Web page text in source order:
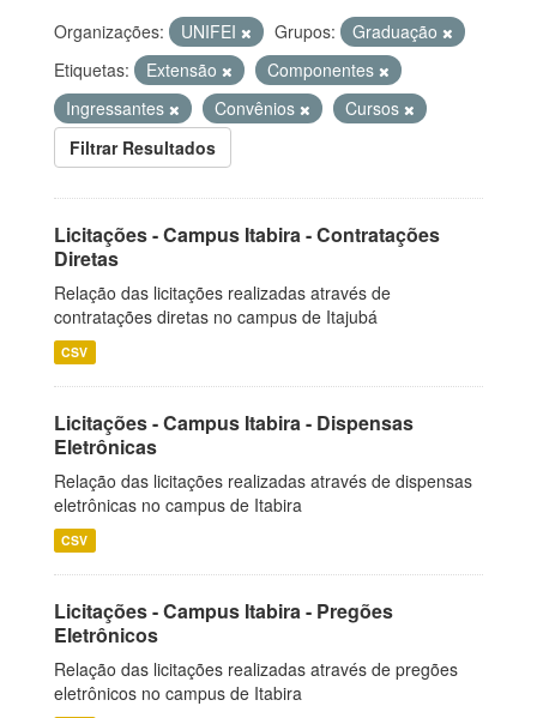
Organizações: UNIFEI Grupos:
Graduação
Etiquetas:
Extensão
Componentes
Ingressantes
Convênios
Cursos
Filtrar Resultados
Licitações - Campus Itabira - Contratações
Diretas
Relação das licitações realizadas através de
contratações diretas no campus de Itajubá
CSV
Licitações - Campus Itabira - Dispensas
Eletrônicas
Relação das licitações realizadas através de dispensas
eletrônicas no campus de Itabira
CSV
Licitações - Campus Itabira - Pregões
Eletrônicos
Relação das licitações realizadas através de pregões
eletrônicos no campus de Itabira